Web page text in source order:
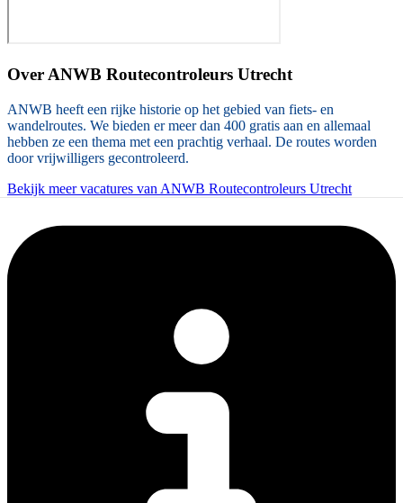
Over ANWB Routecontroleurs Utrecht
ANWB heeft een rijke historie op het gebied van fiets- en
wandelroutes. We bieden er meer dan 400 gratis aan en allemaal
hebben ze een thema met een prachtig verhaal. De routes worden
door vrijwilligers gecontroleerd.
Bekijk meer vacatures van ANWB Routecontroleurs Utrecht